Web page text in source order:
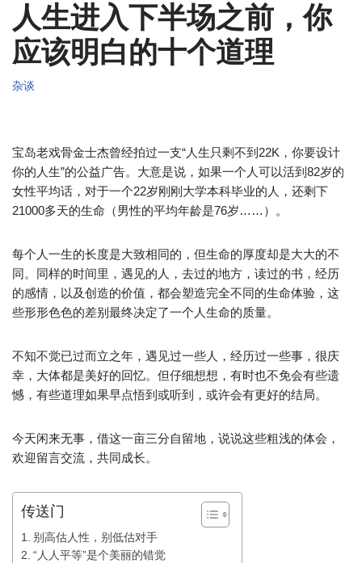
人生进入下半场之前，你
应该明白的十个道理
杂谈
宝岛老戏骨金士杰曾经拍过一支“人生只剩不到22K，你要设计
你的人生”的公益广告。大意是说，如果一个人可以活到82岁的
女性平均话，对于一个22岁刚刚大学本科毕业的人，还剩下
21000多天的生命（男性的平均年龄是76岁……）。
每个人一生的长度是大致相同的，但生命的厚度却是大大的不
同。同样的时间里，遇见的人，去过的地方，读过的书，经历
的感情，以及创造的价值，都会塑造完全不同的生命体验，这
些形形色色的差别最终决定了一个人生命的质量。
不知不觉已过而立之年，遇见过一些人，经历过一些事，很庆
幸，大体都是美好的回忆。但仔细想想，有时也不免会有些遗
憾，有些道理如果早点悟到或听到，或许会有更好的结局。
今天闲来无事，借这一亩三分自留地，说说这些粗浅的体会，
欢迎留言交流，共同成长。
传送门
别高估人性，别低估对手
“人人平等”是个美丽的错觉